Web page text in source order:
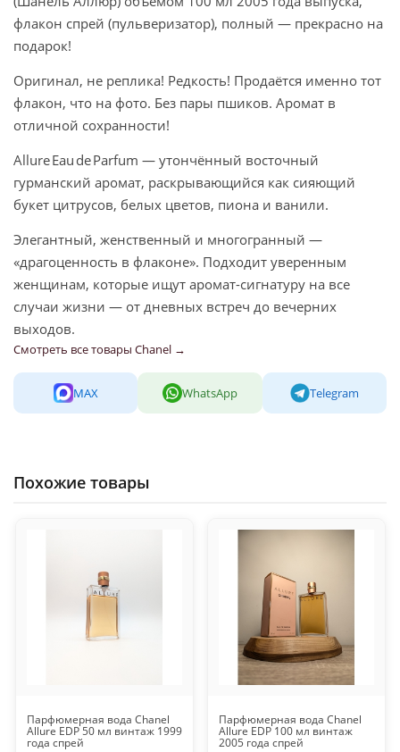
флакон спрей (пульверизатор), полный — прекрасно на
подарок!
Оригинал, не реплика! Редкость! Продаётся именно тот
флакон, что на фото. Без пары пшиков. Аромат в
отличной сохранности!
Allure Eau de Parfum — утончённый восточный
гурманский аромат, раскрывающийся как сияющий
букет цитрусов, белых цветов, пиона и ванили.
Элегантный, женственный и многогранный —
«драгоценность в флаконе». Подходит уверенным
женщинам, которые ищут аромат-сигнатуру на все
случаи жизни — от дневных встреч до вечерних
выходов.
Смотреть все товары Chanel →
MAX WhatsApp Telegram
Похожие товары
Парфюмерная вода Chanel
Allure EDP 50 мл винтаж 1999
года спрей
Парфюмерная вода Chanel
Allure EDP 100 мл винтаж
2005 года спрей